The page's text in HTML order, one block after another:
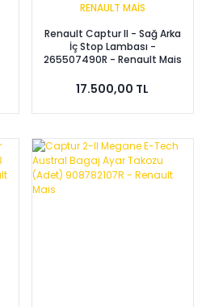
RENAULT MAİS
Renault Captur II - Sağ Arka
İç Stop Lambası -
265507490R - Renault Mais
17.500,00 TL